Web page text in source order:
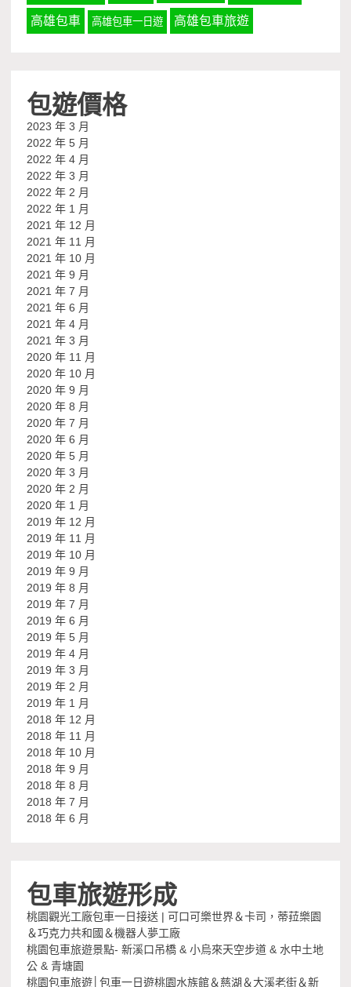
高雄包車 高雄包車一日遊 高雄包車旅遊
包遊價格
2023 年 3 月
2022 年 5 月
2022 年 4 月
2022 年 3 月
2022 年 2 月
2022 年 1 月
2021 年 12 月
2021 年 11 月
2021 年 10 月
2021 年 9 月
2021 年 7 月
2021 年 6 月
2021 年 4 月
2021 年 3 月
2020 年 11 月
2020 年 10 月
2020 年 9 月
2020 年 8 月
2020 年 7 月
2020 年 6 月
2020 年 5 月
2020 年 3 月
2020 年 2 月
2020 年 1 月
2019 年 12 月
2019 年 11 月
2019 年 10 月
2019 年 9 月
2019 年 8 月
2019 年 7 月
2019 年 6 月
2019 年 5 月
2019 年 4 月
2019 年 3 月
2019 年 2 月
2019 年 1 月
2018 年 12 月
2018 年 11 月
2018 年 10 月
2018 年 9 月
2018 年 8 月
2018 年 7 月
2018 年 6 月
包車旅遊形成
桃園觀光工廠包車一日接送 | 可口可樂世界＆卡司，蒂菈樂園
＆巧克力共和國＆機器人夢工廠
桃園包車旅遊景點- 新溪口吊橋 & 小烏來天空步道 & 水中土地
公 & 青塘園
桃園包車旅遊│包車一日遊桃園水族館＆慈湖＆大溪老街＆新